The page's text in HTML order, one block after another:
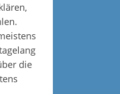
die